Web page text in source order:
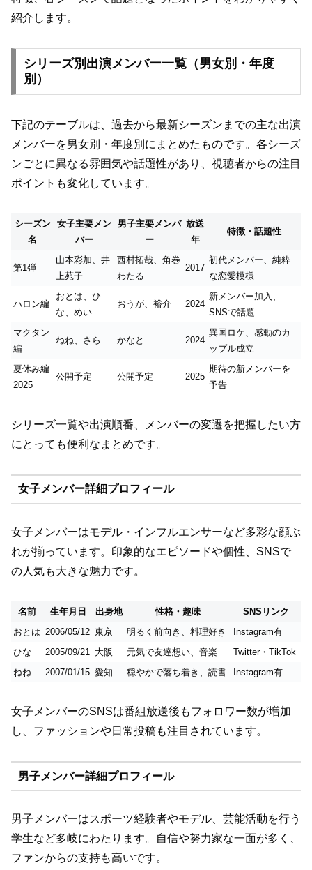
紹介します。
シリーズ別出演メンバー一覧（男女別・年度
別）
下記のテーブルは、過去から最新シーズンまでの主な出演
メンバーを男女別・年度別にまとめたものです。各シーズ
ンごとに異なる雰囲気や話題性があり、視聴者からの注目
ポイントも変化しています。
シーズン
名
女子主要メン
バー
男子主要メンバ
ー
放送
年
特徴・話題性
第1弾
山本彩加、井
上苑子
西村拓哉、角巻
わたる
2017
初代メンバー、純粋
な恋愛模様
ハロン編
おとは、ひ
な、めい
おうが、裕介 2024
新メンバー加入、
SNSで話題
マクタン
編
ねね、さら かなと 2024
異国ロケ、感動のカ
ップル成立
夏休み編
2025
公開予定 公開予定 2025
期待の新メンバーを
予告
シリーズ一覧や出演順番、メンバーの変遷を把握したい方
にとっても便利なまとめです。
女子メンバー詳細プロフィール
女子メンバーはモデル・インフルエンサーなど多彩な顔ぶ
れが揃っています。印象的なエピソードや個性、SNSで
の人気も大きな魅力です。
名前 生年月日 出身地 性格・趣味
SNSリンク
おとは 2006/05/12 東京 明るく前向き、料理好き
Instagram有
ひな
2005/09/21 大阪 元気で友達想い、音楽
Twitter・TikTok
ねね
2007/01/15 愛知 穏やかで落ち着き、読書 Instagram有
女子メンバーのSNSは番組放送後もフォロワー数が増加
し、ファッションや日常投稿も注目されています。
男子メンバー詳細プロフィール
男子メンバーはスポーツ経験者やモデル、芸能活動を行う
学生など多岐にわたります。自信や努力家な一面が多く、
ファンからの支持も高いです。